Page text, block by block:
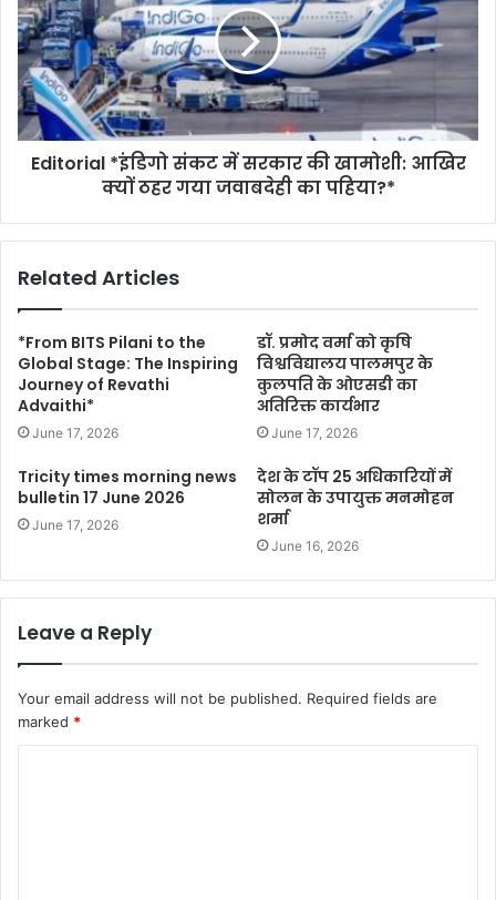
Editorial *इंडिगो संकट में सरकार की खामोशी: आखिर
क्यों ठहर गया जवाबदेही का पहिया?*
Related Articles
*From BITS Pilani to the
Global Stage: The Inspiring
Journey of Revathi
Advaithi*
June 17, 2026
डॉ. प्रमोद वर्मा को कृषि
विश्वविद्यालय पालमपुर के
कुलपति के ओएसडी का
अतिरिक्त कार्यभार
June 17, 2026
Tricity times morning news
bulletin 17 June 2026
June 17, 2026
देश के टॉप 25 अधिकारियों में
सोलन के उपायुक्त मनमोहन
शर्मा
June 16, 2026
Leave a Reply
Your email address will not be published. Required fields are
marked *